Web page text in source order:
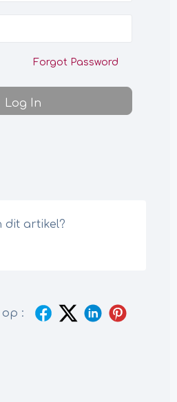
Forgot Password
dit artikel?
: